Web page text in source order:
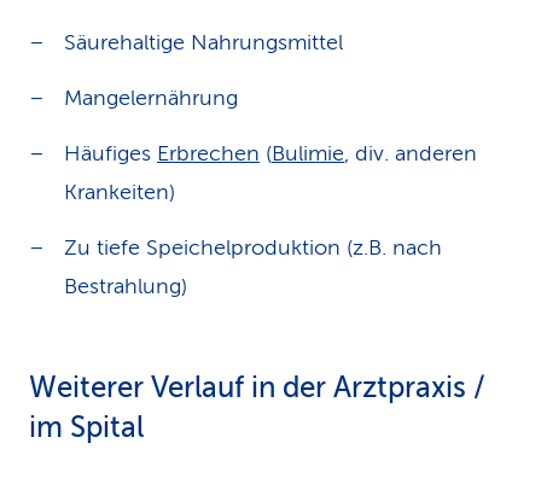
Säurehaltige Nahrungsmittel
Mangelernährung
Häufiges Erbrechen (Bulimie, div. anderen
Krankeiten)
Zu tiefe Speichelproduktion (z.B. nach
Bestrahlung)
Weiterer Verlauf in der Arztpraxis /
im Spital